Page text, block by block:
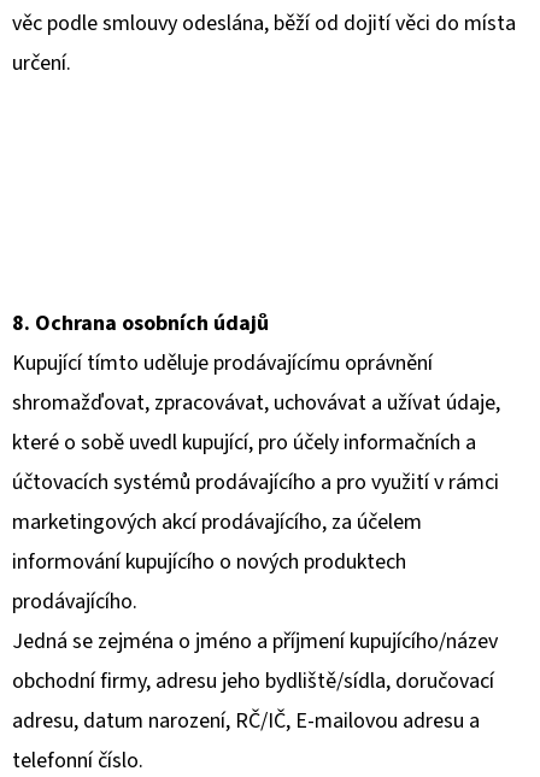
věc podle smlouvy odeslána, běží od dojití věci do místa
určení.
8. Ochrana osobních údajů
Kupující tímto uděluje prodávajícímu oprávnění
shromažďovat, zpracovávat, uchovávat a užívat údaje,
které o sobě uvedl kupující, pro účely informačních a
účtovacích systémů prodávajícího a pro využití v rámci
marketingových akcí prodávajícího, za účelem
informování kupujícího o nových produktech
prodávajícího.
Jedná se zejména o jméno a příjmení kupujícího/název
obchodní firmy, adresu jeho bydliště/sídla, doručovací
adresu, datum narození, RČ/IČ, E-mailovou adresu a
telefonní číslo.